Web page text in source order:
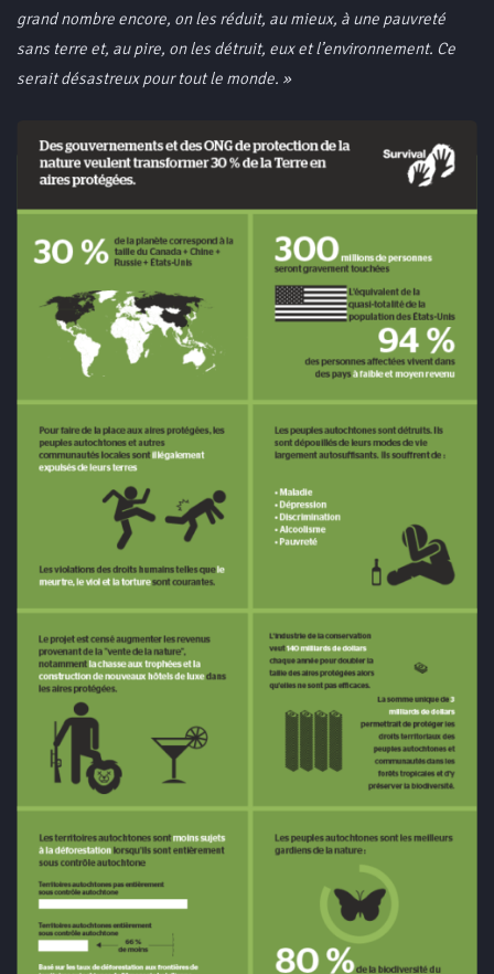
grand nombre encore, on les réduit, au mieux, à une pauvreté
sans terre et, au pire, on les détruit, eux et l’environnement. Ce
serait désastreux pour tout le monde. »